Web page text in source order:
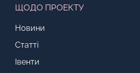
ЩОДО ПРОЕКТУ
Новини
Статті
Івенти